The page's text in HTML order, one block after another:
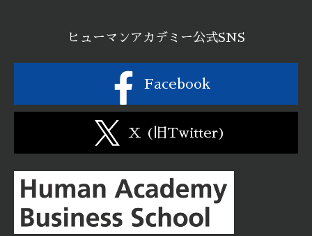
ヒューマンアカデミー公式SNS
Facebook
X (旧Twitter)